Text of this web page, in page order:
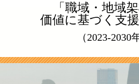
「職域・地域
価値に基づく支援
（2023-2030